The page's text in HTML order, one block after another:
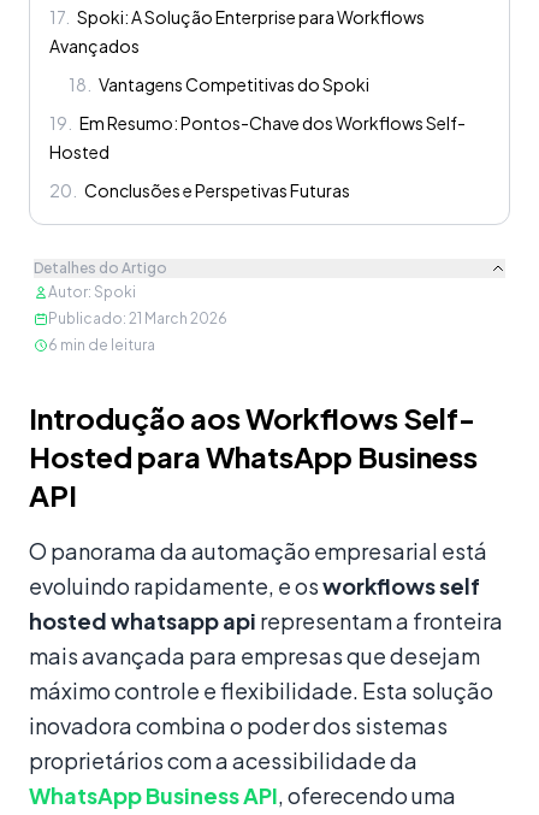
17 Spoki: A Solução Enterprise para Workflows
Avançados
18
Vantagens Competitivas do Spoki
19
Em Resumo: Pontos-Chave dos Workflows Self-
Hosted
20
Conclusões e Perspetivas Futuras
Detalhes do Artigo
Autor: Spoki
Publicado: 21 March 2026
6 min de leitura
Introdução aos Workflows Self-
Hosted para WhatsApp Business
API
O panorama da automação empresarial está
evoluindo rapidamente, e osworkflows self
hosted whatsapp api representam a fronteira
mais avançada para empresas que desejam
máximo controle e flexibilidade. Esta solução
inovadora combina o poder dos sistemas
proprietários com a acessibilidade da
WhatsApp Business API, oferecendo uma